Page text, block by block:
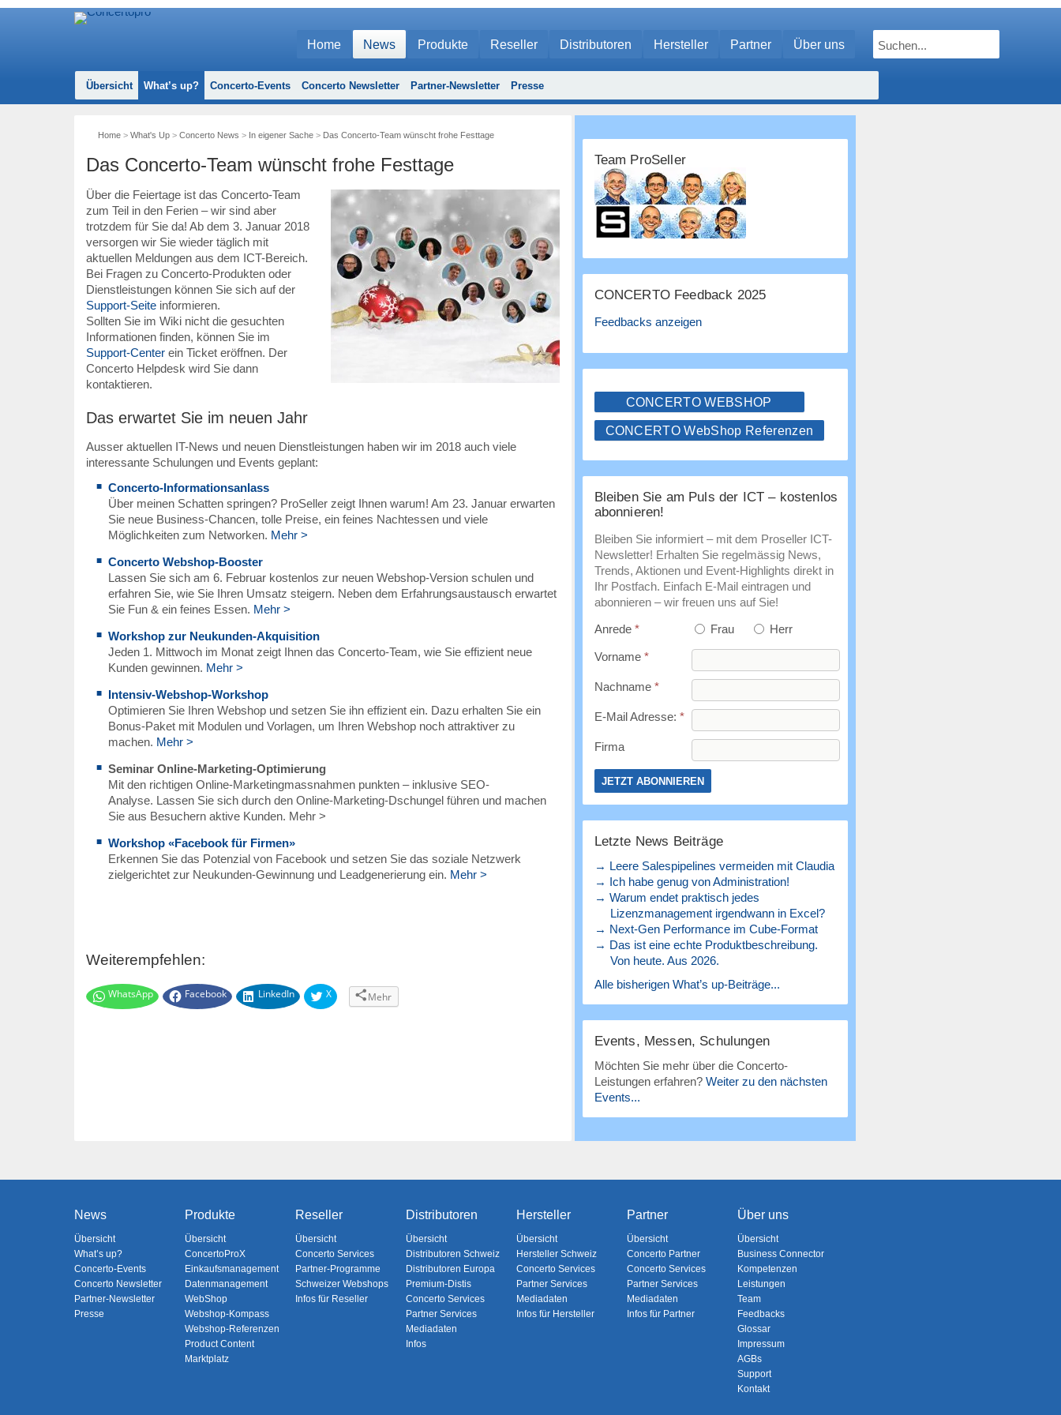
Home News Produkte Reseller Distributoren Hersteller Partner Über uns
Übersicht What’s up? Concerto-Events Concerto Newsletter Partner-Newsletter Presse
Home> What's Up> Concerto News > In eigener Sache> Das Concerto-Team wünscht frohe Festtage
Das Concerto-Team wünscht frohe Festtage
Über die Feiertage ist das Concerto-Team
zum Teil in den Ferien – wir sind aber
trotzdem für Sie da! Ab dem 3. Januar 2018
versorgen wir Sie wieder täglich mit
aktuellen Meldungen aus dem ICT-Bereich.
Bei Fragen zu Concerto-Produkten oder
Dienstleistungen können Sie sich auf der
Support-Seiteinformieren.
Sollten Sie im Wiki nicht die gesuchten
Informationen finden, können Sie im
Support-Centerein Ticket eröffnen. Der
Concerto Helpdesk wird Sie dann
kontaktieren.
Das erwartet Sie im neuen Jahr
Ausser aktuellen IT-News und neuen Dienstleistungen haben wir im 2018 auch viele
interessante Schulungen und Events geplant:
Concerto-Informationsanlass
Über meinen Schatten springen? ProSeller zeigt Ihnen warum! Am 23. Januar erwarten
Sie neue Business-Chancen, tolle Preise, ein feines Nachtessen und viele
Möglichkeiten zum Networken. Mehr >
Concerto Webshop-Booster
Lassen Sie sich am 6. Februar kostenlos zur neuen Webshop-Version schulen und
erfahren Sie, wie Sie Ihren Umsatz steigern. Neben dem Erfahrungsaustausch erwartet
Sie Fun & ein feines Essen. Mehr >
Workshop zur Neukunden-Akquisition
Jeden 1. Mittwoch im Monat zeigt Ihnen das Concerto-Team, wie Sie effizient neue
Kunden gewinnen. Mehr >
Intensiv-Webshop-Workshop
Optimieren Sie Ihren Webshop und setzen Sie ihn effizient ein. Dazu erhalten Sie ein
Bonus-Paket mit Modulen und Vorlagen, um Ihren Webshop noch attraktiver zu
machen. Mehr >
Seminar Online-Marketing-Optimierung
Mit den richtigen Online-Marketingmassnahmen punkten – inklusive SEO-
Analyse. Lassen Sie sich durch den Online-Marketing-Dschungel führen und machen
Sie aus Besuchern aktive Kunden. Mehr >
Workshop «Facebook für Firmen»
Erkennen Sie das Potenzial von Facebook und setzen Sie das soziale Netzwerk
zielgerichtet zur Neukunden-Gewinnung und Leadgenerierung ein. Mehr >
Weiterempfehlen:
WhatsApp Facebook LinkedIn X Mehr
Team ProSeller
CONCERTO Feedback 2025
Feedbacks anzeigen
CONCERTO WEBSHOP
CONCERTO WebShop Referenzen
Bleiben Sie am Puls der ICT – kostenlos
abonnieren!
Bleiben Sie informiert – mit dem Proseller ICT-
Newsletter! Erhalten Sie regelmässig News,
Trends, Aktionen und Event-Highlights direkt in
Ihr Postfach. Einfach E-Mail eintragen und
abonnieren – wir freuen uns auf Sie!
Anrede * Frau Herr
Vorname *
Nachname *
E-Mail Adresse: *
Firma
Letzte News Beiträge
→ Leere Salespipelines vermeiden mit Claudia
→ Ich habe genug von Administration!
→ Warum endet praktisch jedes
Lizenzmanagement irgendwann in Excel?
→ Next-Gen Performance im Cube-Format
→ Das ist eine echte Produktbeschreibung.
Von heute. Aus 2026.
Alle bisherigen What’s up-Beiträge...
Events, Messen, Schulungen
Möchten Sie mehr über die Concerto-
Leistungen erfahren? Weiter zu den nächsten
Events...
News
Übersicht
What’s up?
Concerto-Events
Concerto Newsletter
Partner-Newsletter
Presse
Produkte
Übersicht
ConcertoProX
Einkaufsmanagement
Datenmanagement
WebShop
Webshop-Kompass
Webshop-Referenzen
Product Content
Marktplatz
Reseller
Übersicht
Concerto Services
Partner-Programme
Schweizer Webshops
Infos für Reseller
Distributoren
Übersicht
Distributoren Schweiz
Distributoren Europa
Premium-Distis
Concerto Services
Partner Services
Mediadaten
Infos
Hersteller
Übersicht
Hersteller Schweiz
Concerto Services
Partner Services
Mediadaten
Infos für Hersteller
Partner
Übersicht
Concerto Partner
Concerto Services
Partner Services
Mediadaten
Infos für Partner
Über uns
Übersicht
Business Connector
Kompetenzen
Leistungen
Team
Feedbacks
Glossar
Impressum
AGBs
Support
Kontakt